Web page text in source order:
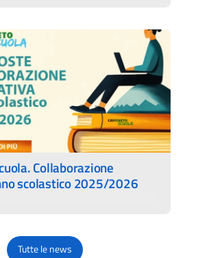
Collaborazione
scolastico 2025/2026
Tutte le news